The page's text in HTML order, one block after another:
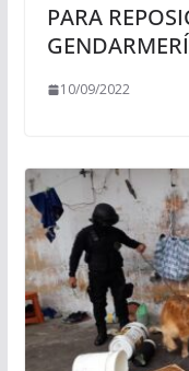
PARA
10/09/2022